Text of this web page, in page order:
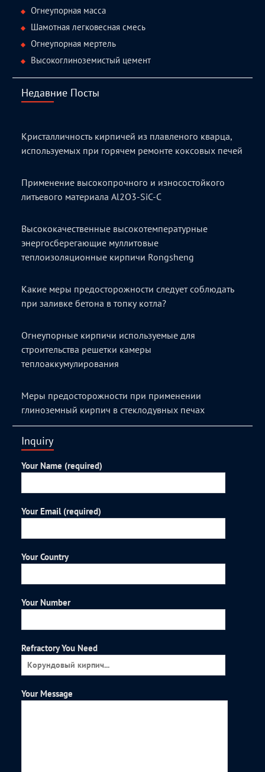
Огнеупорная масса
Шамотная легковесная смесь
Огнеупорная мертель
Высокоглиноземистый цемент
Недавние Посты
Кристалличность кирпичей из плавленого кварца,
используемых при горячем ремонте коксовых печей
Применение высокопрочного и износостойкого
литьевого материала Al2O3-SiC-C
Высококачественные высокотемпературные
энергосберегающие муллитовые
теплоизоляционные кирпичи Rongsheng
Какие меры предосторожности следует соблюдать
при заливке бетона в топку котла?
Огнеупорные кирпичи используемые для
строительства решетки камеры
теплоаккумулирования
Меры предосторожности при применении
глиноземный кирпич в стеклодувных печах
Inquiry
Your Name (required)
Your Email (required)
Your Country
Your Number
Refractory You Need
Your Message